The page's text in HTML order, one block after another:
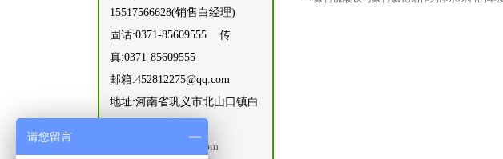
15517566628(‬销售白经理)
固话:0371-85609555 传
真:0371-85609555
邮箱:452812275@qq.com
地址:河南省巩义市北山口镇白
www.hnhbscl.com
请您留言